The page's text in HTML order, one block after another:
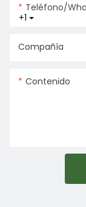
+1
Teléfono/
Compañía
Contenido